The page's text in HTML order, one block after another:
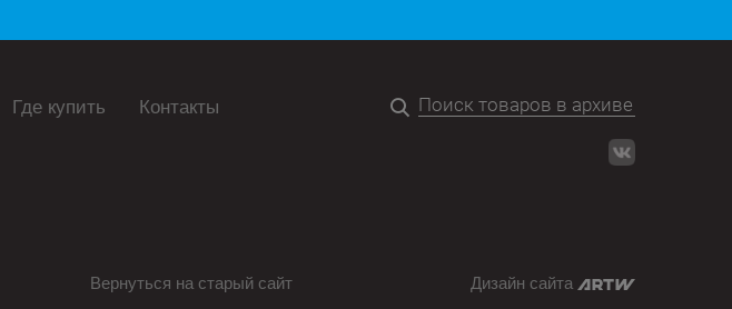
Где купить Контакты
Вернуться на старый сайт Дизайн сайта